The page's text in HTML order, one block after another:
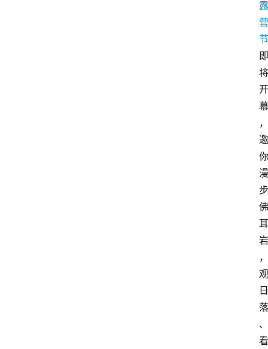
露
营
节
即
将
开
幕
，
邀
你
漫
步
佛
耳
岩
，
观
日
落
、
看